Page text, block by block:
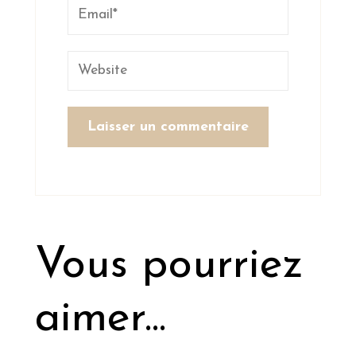
Vous pourriez
aimer...